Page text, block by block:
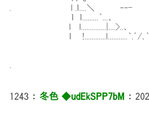
. l .ｌ....＼ ‐‐- u
ｌ ｌ.........｀...、 ,
l l..............|....>..
ｌ !............l...........｀
1243 ： 冬色 ◆udEkSPP7bM ：